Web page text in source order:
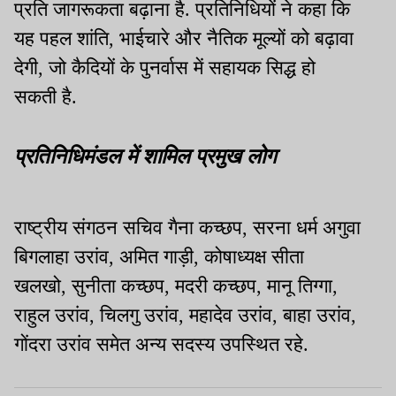
प्रति जागरूकता बढ़ाना है. प्रतिनिधियों ने कहा कि
यह पहल शांति, भाईचारे और नैतिक मूल्यों को बढ़ावा
देगी, जो कैदियों के पुनर्वास में सहायक सिद्ध हो
सकती है.
प्रतिनिधिमंडल में शामिल प्रमुख लोग
राष्ट्रीय संगठन सचिव गैना कच्छप, सरना धर्म अगुवा
बिगलाहा उरांव, अमित गाड़ी, कोषाध्यक्ष सीता
खलखो, सुनीता कच्छप, मदरी कच्छप, मानू तिग्गा,
राहुल उरांव, चिलगु उरांव, महादेव उरांव, बाहा उरांव,
गोंदरा उरांव समेत अन्य सदस्य उपस्थित रहे.